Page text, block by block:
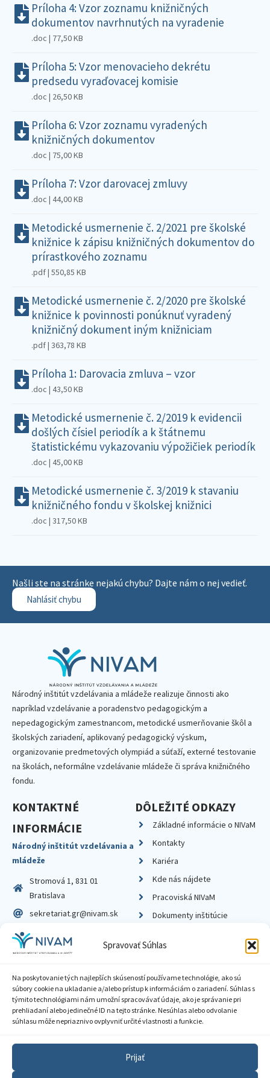
Spravovať Súhlas
Na poskytovanie tých najlepších skúseností používame technológie, ako sú
súbory cookie na ukladanie a/alebo prístup k informáciám o zariadení. Súhlas s
týmito technológiami nám umožní spracovávať údaje, ako je správanie pri
prehliadaní alebo jedinečné ID na tejto stránke. Nesúhlas alebo odvolanie
súhlasu môže nepriaznivo ovplyvniť určité vlastnosti a funkcie.
Prijať
Príloha 4: Vzor zoznamu knižničných
dokumentov navrhnutých na vyradenie
.doc | 77,50 KB
Príloha 5: Vzor menovacieho dekrétu
predsedu vyraďovacej komisie
.doc | 26,50 KB
Príloha 6: Vzor zoznamu vyradených
knižničných dokumentov
.doc | 75,00 KB
Príloha 7: Vzor darovacej zmluvy
.doc | 44,00 KB
Metodické usmernenie č. 2/2021 pre školské
knižnice k zápisu knižničných dokumentov do
prírastkového zoznamu
.pdf | 550,85 KB
Metodické usmernenie č. 2/2020 pre školské
knižnice k povinnosti ponúknuť vyradený
knižničný dokument iným knižniciam
.pdf | 363,78 KB
Príloha 1: Darovacia zmluva – vzor
.doc | 43,50 KB
Metodické usmernenie č. 2/2019 k evidencii
došlých čísiel periodík a k štátnemu
štatistickému vykazovaniu výpožičiek periodík
.doc | 45,00 KB
Metodické usmernenie č. 3/2019 k stavaniu
knižničného fondu v školskej knižnici
.doc | 317,50 KB
Našli ste na stránke nejakú chybu? Dajte nám o nej vedieť.
Nahlásiť chybu
Národný inštitút vzdelávania a mládeže realizuje činnosti ako
napríklad vzdelávanie a poradenstvo pedagogickým a
nepedagogickým zamestnancom, metodické usmerňovanie škôl a
školských zariadení, aplikovaný pedagogický výskum,
organizovanie predmetových olympiád a súťaží, externé testovanie
na školách, neformálne vzdelávanie mládeže či správa knižničného
fondu.
KONTAKTNÉ
INFORMÁCIE
Národný inštitút vzdelávania a
mládeže
Stromová 1, 831 01
Bratislava
sekretariat.gr@nivam.sk
IČO: 00164348
DIČ: 2020798714
DÔLEŽITÉ ODKAZY
Základné informácie o NIVaM
Kontakty
Kariéra
Kde nás nájdete
Pracoviská NIVaM
Dokumenty inštitúcie
Zásady ochrany súkromia
Sprístupnenie informácií